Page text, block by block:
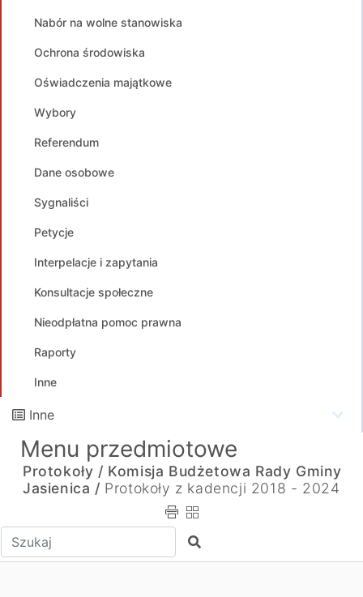
Nabór na wolne stanowiska
Ochrona środowiska
Oświadczenia majątkowe
Wybory
Referendum
Dane osobowe
Sygnaliści
Petycje
Interpelacje i zapytania
Konsultacje społeczne
Nieodpłatna pomoc prawna
Raporty
Inne
Inne
Menu przedmiotowe
Protokoły / Komisja Budżetowa Rady Gminy
Jasienica / Protokoły z kadencji 2018 - 2024
Wpisz tekst do wyszukania Szukaj